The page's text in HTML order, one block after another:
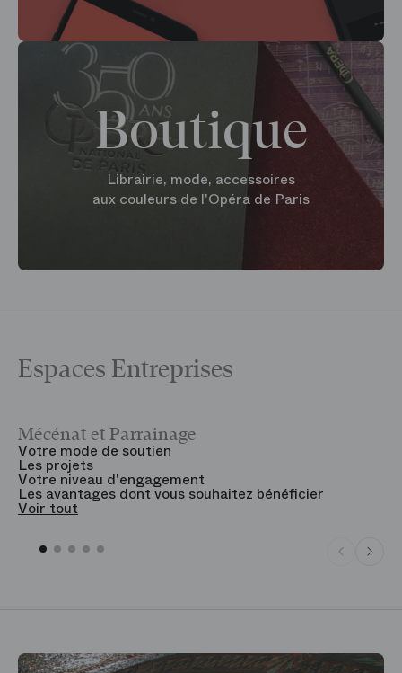
Boutique
Librairie, mode, accessoires
aux couleurs de l'Opéra de Paris
Espaces Entreprises
Mécénat et Parrainage
Votre mode de soutien
Les projets
Votre niveau d'engagement
Les avantages dont vous souhaitez bénéficier
Voir tout